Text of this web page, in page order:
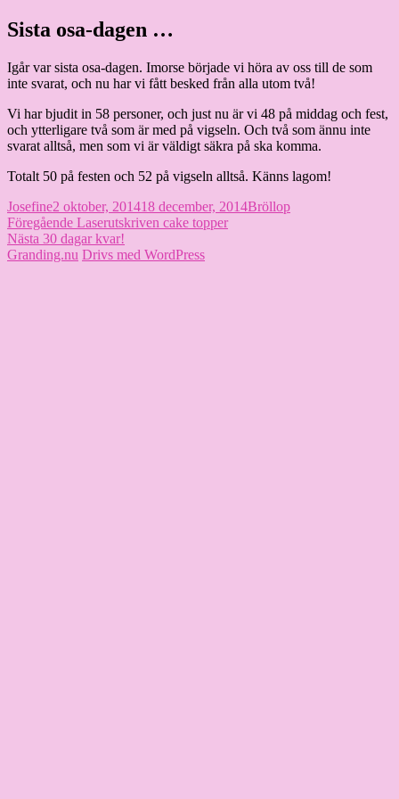
Hoppa
till
Granding.nu
Sista osa-dagen …
Igår var sista osa-dagen. Imorse började vi höra av oss till de som
inte svarat, och nu har vi fått besked från alla utom två!
Vi har bjudit in 58 personer, och just nu är vi 48 på middag och fest,
och ytterligare två som är med på vigseln. Och två som ännu inte
svarat alltså, men som vi är väldigt säkra på ska komma.
Totalt 50 på festen och 52 på vigseln alltså. Känns lagom!
Författare
JosefinePublicerat
den
2 oktober, 201418 december, 2014Kategorier
Bröllop
Inläggsnavigering
Föregående Föregående
inlägg:
Laserutskriven cake topper
Nästa Nästa
inlägg:
30 dagar kvar!
Granding.nu Drivs med WordPress